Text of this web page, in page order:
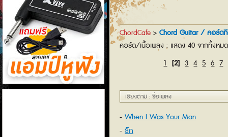
แอมป์หูฟัง
ChordCafe > Chord Guitar / คอร์ด
คอร์ด/เนื้อเพลง : แสดง 40 จากทั้งหม
1 [2] 3 4 5 6 7
เรียงตาม : ชื่อเพลง
When I Was Your Man
รัก